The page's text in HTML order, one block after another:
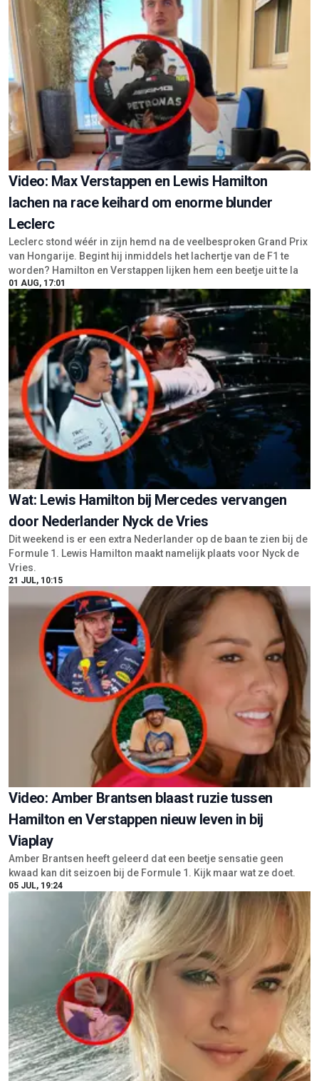
Video: Max Verstappen en Lewis Hamilton
lachen na race keihard om enorme blunder
Leclerc
Leclerc stond wéér in zijn hemd na de veelbesproken Grand Prix
van Hongarije. Begint hij inmiddels het lachertje van de F1 te
worden? Hamilton en Verstappen lijken hem een beetje uit te la
01 AUG, 17:01
Wat: Lewis Hamilton bij Mercedes vervangen
door Nederlander Nyck de Vries
Dit weekend is er een extra Nederlander op de baan te zien bij de
Formule 1. Lewis Hamilton maakt namelijk plaats voor Nyck de
Vries.
21 JUL, 10:15
Video: Amber Brantsen blaast ruzie tussen
Hamilton en Verstappen nieuw leven in bij
Viaplay
Amber Brantsen heeft geleerd dat een beetje sensatie geen
kwaad kan dit seizoen bij de Formule 1. Kijk maar wat ze doet.
05 JUL, 19:24